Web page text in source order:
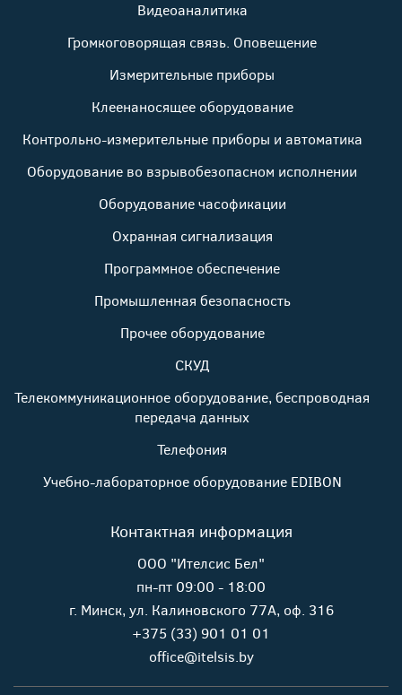
Видеоаналитика
Громкоговорящая связь. Оповещение
Измерительные приборы
Клеенаносящее оборудование
Контрольно-измерительные приборы и автоматика
Оборудование во взрывобезопасном исполнении
Оборудование часофикации
Охранная сигнализация
Программное обеспечение
Промышленная безопасность
Прочее оборудование
СКУД
Телекоммуникационное оборудование, беспроводная
передача данных
Телефония
Учебно-лабораторное оборудование EDIBON
Контактная информация
ООО "Ителсис Бел"
пн-пт 09:00 - 18:00
г. Минск, ул. Калиновского 77А, оф. 316
+375 (33) 901 01 01
office@itelsis.by